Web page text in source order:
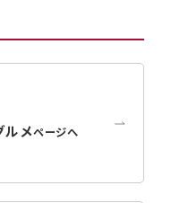
ルメページへ